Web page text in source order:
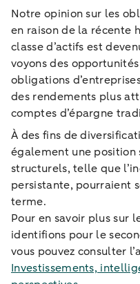
Notre opinion sur les
en raison de la récente
classe d’actifs est
voyons des
obligations
des rendements plus
comptes d’épargne
À des fins de
également une position
structurels, telle que
persistante, pourraient
terme.
Pour en savoir plus sur
identifions pour le
vous pouvez consulter
Investissements,